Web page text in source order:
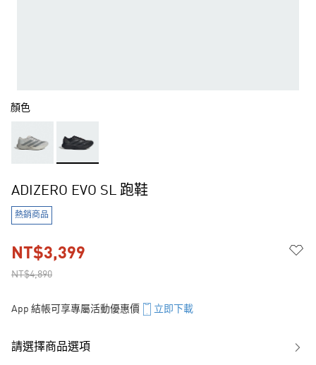
顏色
ADIZERO EVO SL 跑鞋
熱銷商品
NT$4,890
NT$3,399
App 結帳可享專屬活動優惠價 立即下載
請選擇商品選項